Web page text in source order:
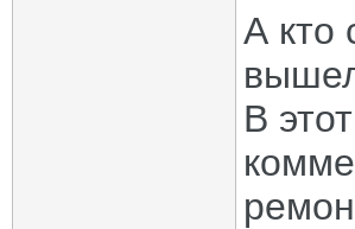
А кто
В